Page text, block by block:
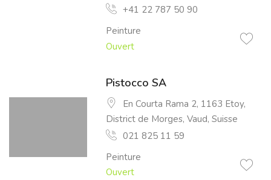
+41 22 787 50 90
Peinture
Ouvert
Pistocco SA
En Courta Rama 2, 1163 Etoy,
District de Morges, Vaud, Suisse
021 825 11 59
Peinture
Ouvert